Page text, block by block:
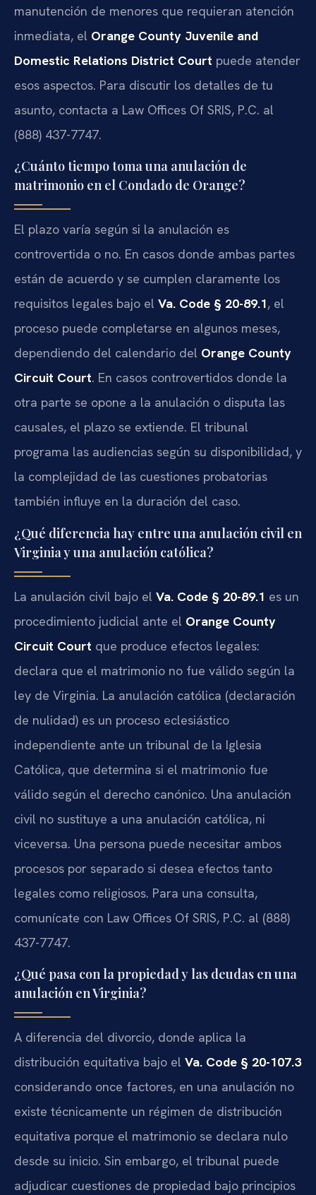
manutención de menores que requieran atención
inmediata, el Orange County Juvenile and
Domestic Relations District Court puede atender
esos aspectos. Para discutir los detalles de tu
asunto, contacta a Law Offices Of SRIS, P.C. al
(888) 437-7747.
¿Cuánto tiempo toma una anulación de
matrimonio en el Condado de Orange?
El plazo varía según si la anulación es
controvertida o no. En casos donde ambas partes
están de acuerdo y se cumplen claramente los
requisitos legales bajo el Va. Code § 20-89.1, el
proceso puede completarse en algunos meses,
dependiendo del calendario del Orange County
Circuit Court. En casos controvertidos donde la
otra parte se opone a la anulación o disputa las
causales, el plazo se extiende. El tribunal
programa las audiencias según su disponibilidad, y
la complejidad de las cuestiones probatorias
también influye en la duración del caso.
¿Qué diferencia hay entre una anulación civil en
Virginia y una anulación católica?
La anulación civil bajo el Va. Code § 20-89.1 es un
procedimiento judicial ante el Orange County
Circuit Court que produce efectos legales:
declara que el matrimonio no fue válido según la
ley de Virginia. La anulación católica (declaración
de nulidad) es un proceso eclesiástico
independiente ante un tribunal de la Iglesia
Católica, que determina si el matrimonio fue
válido según el derecho canónico. Una anulación
civil no sustituye a una anulación católica, ni
viceversa. Una persona puede necesitar ambos
procesos por separado si desea efectos tanto
legales como religiosos. Para una consulta,
comunícate con Law Offices Of SRIS, P.C. al (888)
437-7747.
¿Qué pasa con la propiedad y las deudas en una
anulación en Virginia?
A diferencia del divorcio, donde aplica la
distribución equitativa bajo el Va. Code § 20-107.3
considerando once factores, en una anulación no
existe técnicamente un régimen de distribución
equitativa porque el matrimonio se declara nulo
desde su inicio. Sin embargo, el tribunal puede
adjudicar cuestiones de propiedad bajo principios